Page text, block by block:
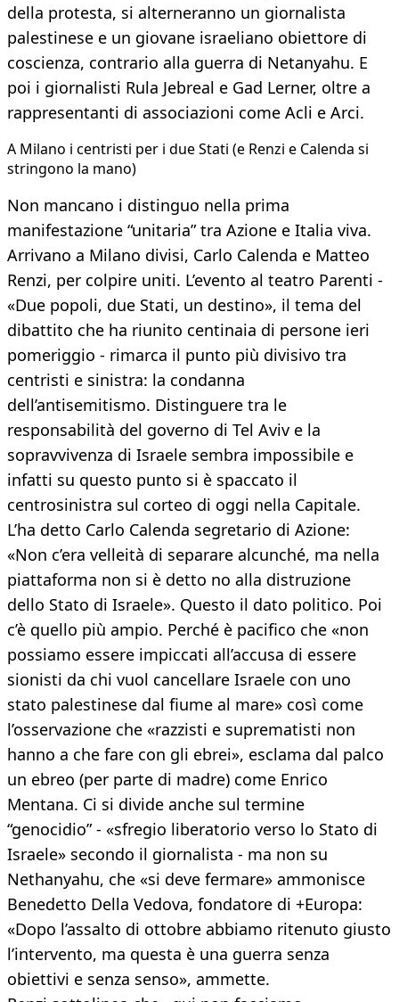
della protesta, si alterneranno un giornalista
palestinese e un giovane israeliano obiettore di
coscienza, contrario alla guerra di Netanyahu. E
poi i giornalisti Rula Jebreal e Gad Lerner, oltre a
rappresentanti di associazioni come Acli e Arci.
A Milano i centristi per i due Stati (e Renzi e Calenda si
stringono la mano)
Non mancano i distinguo nella prima
manifestazione “unitaria” tra Azione e Italia viva.
Arrivano a Milano divisi, Carlo Calenda e Matteo
Renzi, per colpire uniti. L’evento al teatro Parenti -
«Due popoli, due Stati, un destino», il tema del
dibattito che ha riunito centinaia di persone ieri
pomeriggio - rimarca il punto più divisivo tra
centristi e sinistra: la condanna
dell’antisemitismo. Distinguere tra le
responsabilità del governo di Tel Aviv e la
sopravvivenza di Israele sembra impossibile e
infatti su questo punto si è spaccato il
centrosinistra sul corteo di oggi nella Capitale.
L’ha detto Carlo Calenda segretario di Azione:
«Non c’era velleità di separare alcunché, ma nella
piattaforma non si è detto no alla distruzione
dello Stato di Israele». Questo il dato politico. Poi
c’è quello più ampio. Perché è pacifico che «non
possiamo essere impiccati all’accusa di essere
sionisti da chi vuol cancellare Israele con uno
stato palestinese dal fiume al mare» così come
l’osservazione che «razzisti e suprematisti non
hanno a che fare con gli ebrei», esclama dal palco
un ebreo (per parte di madre) come Enrico
Mentana. Ci si divide anche sul termine
“genocidio” - «sfregio liberatorio verso lo Stato di
Israele» secondo il giornalista - ma non su
Nethanyahu, che «si deve fermare» ammonisce
Benedetto Della Vedova, fondatore di +Europa:
«Dopo l’assalto di ottobre abbiamo ritenuto giusto
l’intervento, ma questa è una guerra senza
obiettivi e senza senso», ammette.